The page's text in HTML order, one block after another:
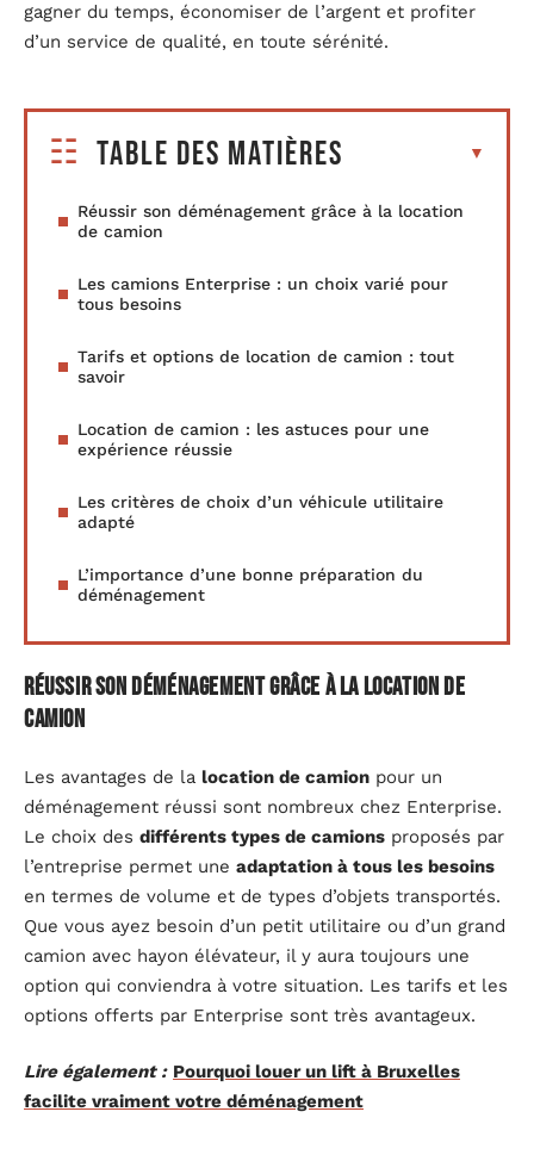
gagner du temps, économiser de l’argent et profiter
d’un service de qualité, en toute sérénité.
Table des matières
Réussir son déménagement grâce à la location
de camion
Les camions Enterprise : un choix varié pour
tous besoins
Tarifs et options de location de camion : tout
savoir
Location de camion : les astuces pour une
expérience réussie
Les critères de choix d’un véhicule utilitaire
adapté
L’importance d’une bonne préparation du
déménagement
Réussir son déménagement grâce à la location de
camion
Les avantages de la location de camion pour un
déménagement réussi sont nombreux chez Enterprise.
Le choix des différents types de camions proposés par
l’entreprise permet une adaptation à tous les besoins
en termes de volume et de types d’objets transportés.
Que vous ayez besoin d’un petit utilitaire ou d’un grand
camion avec hayon élévateur, il y aura toujours une
option qui conviendra à votre situation. Les tarifs et les
options offerts par Enterprise sont très avantageux.
Lire également : Pourquoi louer un lift à Bruxelles
facilite vraiment votre déménagement